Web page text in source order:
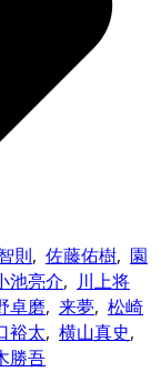
則, 佐藤佑樹, 園
池亮介, 川上将
卓磨, 来夢, 松崎
裕太, 横山真史,
勝吾